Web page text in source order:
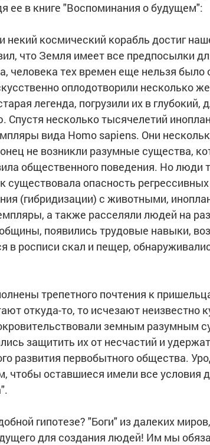
ее в книге "Воспоминания о будущем":
некий космический корабль достиг
что Земля имеет все предпосылки
человека тех времен еще нельзя было
оплодотворили несколько
легенда, погрузили их в глубокий,
несколько тысячелетий
вида Homo sapiens. Они
не возникли разумные существа,
общественного поведения. Но люди
существовала опасность
(гибридизации) с животными,
а также расселяли людей на
появились трудовые навыки,
в росписи скал и пещер,
трепетного почтения к
откуда-то, то исчезают неизвестно
земным разумным
защитить их от несчастий и
развития первобытного общества.
чтобы оставшиеся имели все условия
гипотезе? "Боги" из далеких
для создания людей! Им мы